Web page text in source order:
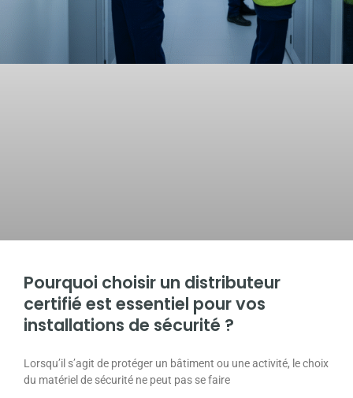
Pourquoi choisir un distributeur
certifié est essentiel pour vos
installations de sécurité ?
Lorsqu’il s’agit de protéger un bâtiment ou une activité, le choix
du matériel de sécurité ne peut pas se faire